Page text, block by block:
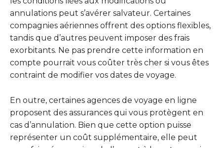
annulations peut s’avérer salvateur. Certaines
compagnies aériennes offrent des options flexibles,
tandis que d’autres peuvent imposer des frais
exorbitants. Ne pas prendre cette information en
compte pourrait vous coûter très cher si vous êtes
contraint de modifier vos dates de voyage.
En outre, certaines agences de voyage en ligne
proposent des assurances qui vous protègent en
cas d’annulation. Bien que cette option puisse
représenter un coût supplémentaire, elle peut